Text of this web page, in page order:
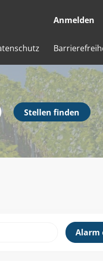
Anmelden
Stellen
findenStellen finden